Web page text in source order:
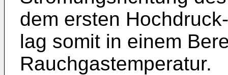
dem ersten
lag somit in einem
Rauchgastemperatur.